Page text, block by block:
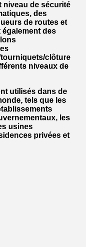
niveau de sécurité
des
de routes et
des
clôture
niveaux de
utilisés dans de
tels que les
les
usines
privées et